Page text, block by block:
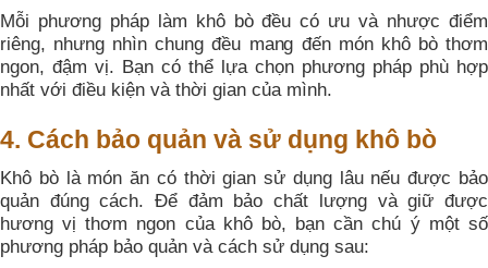
Mỗi phương pháp làm khô bò đều có ưu và nhược điểm
riêng, nhưng nhìn chung đều mang đến món khô bò thơm
ngon, đậm vị. Bạn có thể lựa chọn phương pháp phù hợp
nhất với điều kiện và thời gian của mình.
4. Cách bảo quản và sử dụng khô bò
Khô bò là món ăn có thời gian sử dụng lâu nếu được bảo
quản đúng cách. Để đảm bảo chất lượng và giữ được
hương vị thơm ngon của khô bò, bạn cần chú ý một số
phương pháp bảo quản và cách sử dụng sau: